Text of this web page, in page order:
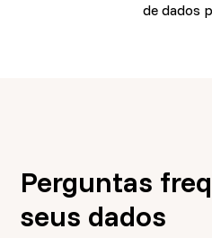
de dados
Perguntas
seus dados